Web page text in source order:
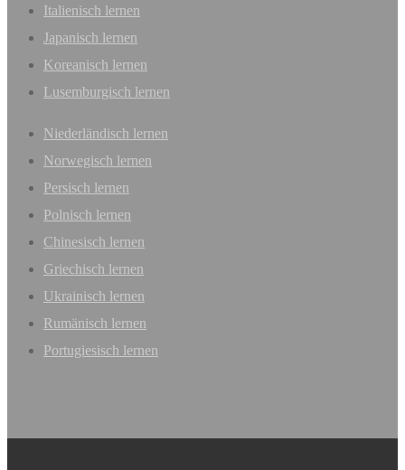
Italienisch lernen
Japanisch lernen
Koreanisch lernen
Lusemburgisch lernen
Niederländisch lernen
Norwegisch lernen
Persisch lernen
Polnisch lernen
Chinesisch lernen
Griechisch lernen
Ukrainisch lernen
Rumänisch lernen
Portugiesisch lernen